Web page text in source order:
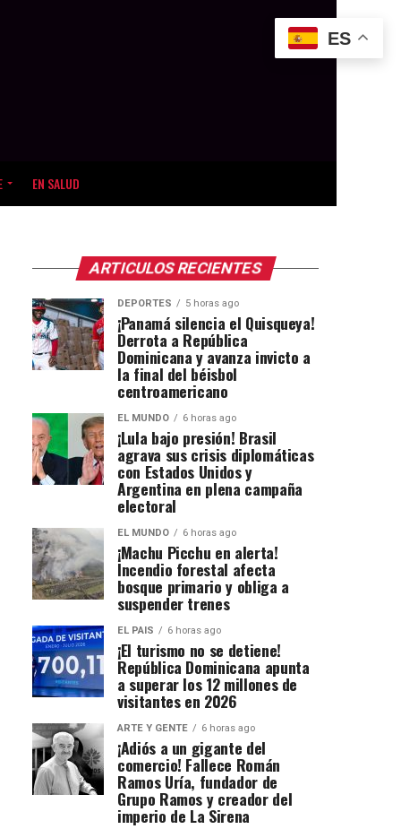
EN SALUD
ARTICULOS RECIENTES
DEPORTES 5 horas ago
¡Panamá silencia el Quisqueya!
Derrota a República
Dominicana y avanza invicto a
la final del béisbol
centroamericano
EL MUNDO 6 horas ago
¡Lula bajo presión! Brasil
agrava sus crisis diplomáticas
con Estados Unidos y
Argentina en plena campaña
electoral
EL MUNDO 6 horas ago
¡Machu Picchu en alerta!
Incendio forestal afecta
bosque primario y obliga a
suspender trenes
EL PAIS 6 horas ago
¡El turismo no se detiene!
República Dominicana apunta
a superar los 12 millones de
visitantes en 2026
ARTE Y GENTE 6 horas ago
¡Adiós a un gigante del
comercio! Fallece Román
Ramos Uría, fundador de
Grupo Ramos y creador del
imperio de La Sirena
ES